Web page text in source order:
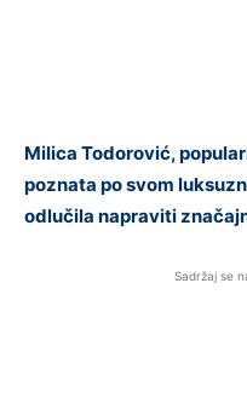
Milica Todorović,
poznata po svom
odlučila napraviti
Sadržaj se